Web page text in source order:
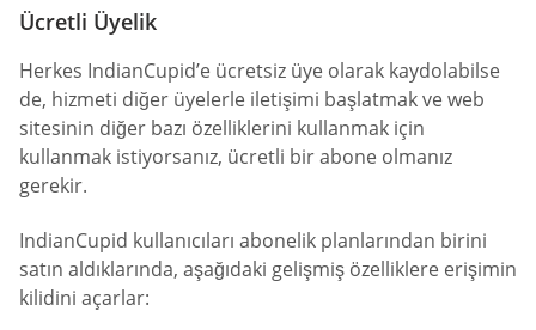
Ücretli Üyelik
Herkes IndianCupid’e ücretsiz üye olarak kaydolabilse
de, hizmeti diğer üyelerle iletişimi başlatmak ve web
sitesinin diğer bazı özelliklerini kullanmak için
kullanmak istiyorsanız, ücretli bir abone olmanız
gerekir.
IndianCupid kullanıcıları abonelik planlarından birini
satın aldıklarında, aşağıdaki gelişmiş özelliklere erişimin
kilidini açarlar: